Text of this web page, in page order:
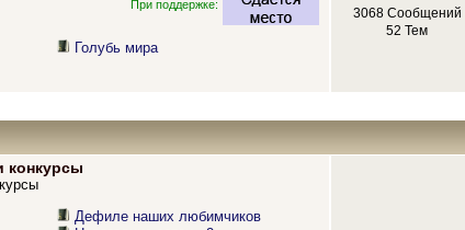
При поддержке:
Голубь мира
3068 Сообщений
52 Тем
Дефиле наших любимчиков